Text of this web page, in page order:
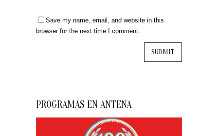
Save my name, email, and website in this
browser for the next time I comment.
PROGRAMAS EN ANTENA